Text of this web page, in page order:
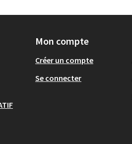
Mon compte
Créer un compte
Se connecter